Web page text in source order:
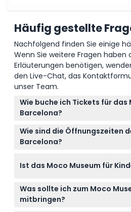
Häufig gestellte
Nachfolgend finden Sie einige
Wenn Sie weitere Fragen haben
Erläuterungen benötigen,
den Live-Chat, das
unser Team.
Wie buche ich Tickets für das
Barcelona?
Sie können Ihre Tickets ganz
hier auf dieser Website
Wie sind die Öffnungszeiten
Barcelona?
10:00 bis 19:00 Uhr geöffnet,
19:00 Uhr (Änderungen
bestätigen Sie die Zeiten bei
Ist das Moco Museum für
Ja, Kinder im Alter von 0-6
Eintritt, Kinder von 0-16
einem zahlenden
Was sollte ich zum Moco
mitbringen?